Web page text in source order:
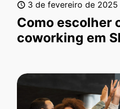
3 de fevereiro de 2025
Como escolher
coworking em